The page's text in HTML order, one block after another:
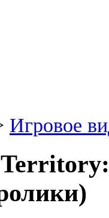
Игровое